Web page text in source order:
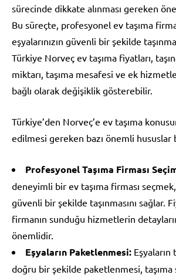
sürecinde dikkate alınması gereken
Bu süreçte, profesyonel ev taşıma
eşyalarınızın güvenli bir şekilde
Türkiye Norveç ev taşıma fiyatları,
miktarı, taşıma mesafesi ve ek
bağlı olarak değişiklik gösterebilir.
Türkiye’den Norveç’e ev taşıma
edilmesi gereken bazı önemli hususlar
Profesyonel Taşıma Firması
deneyimli bir ev taşıma firması seçmek,
güvenli bir şekilde taşınmasını sağlar.
firmanın sunduğu hizmetlerin
önemlidir.
Eşyaların Paketlenmesi: Eşyaların
doğru bir şekilde paketlenmesi, taşıma